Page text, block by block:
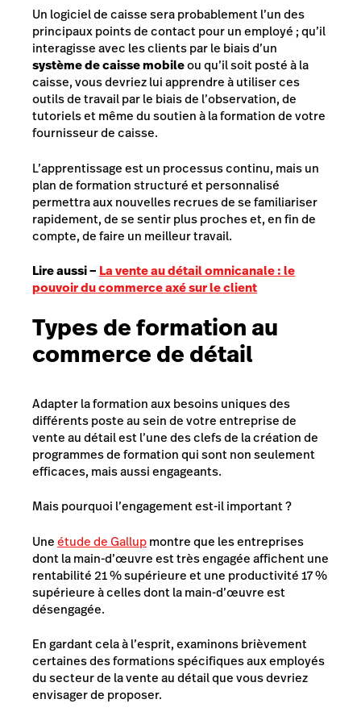
Un logiciel de caisse sera probablement l’un des
principaux points de contact pour un employé ; qu’il
interagisse avec les clients par le biais d’un
système de caissemobileou qu’il soit posté à la
caisse, vous devriez lui apprendre à utiliser ces
outils de travail par le biais de l’observation, de
tutoriels et même du soutien à la formation de votre
fournisseur de caisse.
L’apprentissage est un processus continu, mais un
plan de formation structuré et personnalisé
permettra aux nouvelles recrues de se familiariser
rapidement, de se sentir plus proches et, en fin de
compte, de faire un meilleur travail.
Lire aussi – La vente au détail omnicanale : le
pouvoir du commerce axé sur le client
Types de formation au
commerce de détail
Adapter la formation aux besoins uniques des
différents poste au sein de votre entreprise de
vente au détail est l’une des clefs de la création de
programmes de formation qui sont non seulement
efficaces, mais aussi engageants.
Mais pourquoi l’engagement est-il important ?
Uneétude de Gallupmontre que les entreprises
dont la main-d’œuvre est très engagée affichent une
rentabilité 21 % supérieure et une productivité 17 %
supérieure à celles dont la main-d’œuvre est
désengagée.
En gardant cela à l’esprit, examinons brièvement
certaines des formations spécifiques aux employés
du secteur de la vente au détail que vous devriez
envisager de proposer.